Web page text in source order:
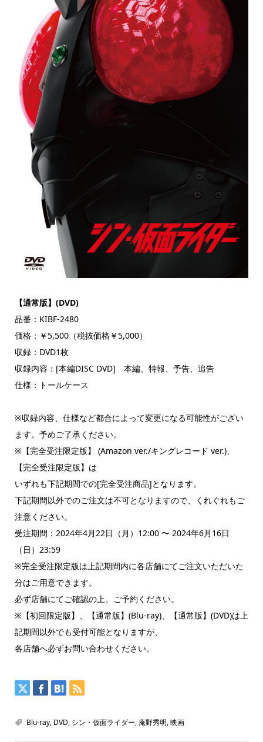
【通常版】(DVD)
品番：KIBF-2480
価格：￥5,500（税抜価格￥5,000）
収録：DVD1枚
収録内容：[本編DISC DVD] 本編、特報、予告、追告
仕様：トールケース
※収録内容、仕様など都合によって変更になる可能性がござい
ます。予めご了承ください。
※【完全受注限定版】 (Amazon ver./キングレコード ver.)、
【完全受注限定版】は
いずれも下記期間での[完全受注商品]となります。
下記期間以外でのご注文は不可となりますので、くれぐれもご
注意ください。
受注期間：2024年4月22日（月）12:00 〜 2024年6月16日
（日）23:59
※完全受注限定版は上記期間内に各店舗にてご注文いただいた
分はご用意できます。
必ず店舗にてご確認の上、ご予約ください。
※【初回限定版】、【通常版】(Blu-ray)、【通常版】(DVD)は上
記期間以外でも受付可能となりますが、
各店舗へ必ずお問い合わせください。
Blu-ray, DVD, シン・仮面ライダー, 庵野秀明,映画